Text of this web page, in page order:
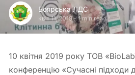
Боярська ЛДС
квіт 11, 2019-1 min read
10 квітня 2019 року ТОВ
конференцію «Сучасні підходи